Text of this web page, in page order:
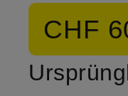
CHF